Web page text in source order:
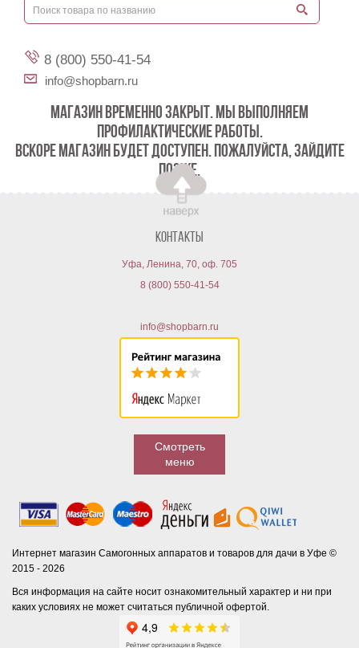
8 (800) 550-41-54
info@shopbarn.ru
МАГАЗИН ВРЕМЕННО ЗАКРЫТ. МЫ ВЫПОЛНЯЕМ
ПРОФИЛАКТИЧЕСКИЕ РАБОТЫ.
ВСКОРЕ МАГАЗИН БУДЕТ ДОСТУПЕН. ПОЖАЛУЙСТА, ЗАЙДИТЕ
ПОЗЖЕ.
Контакты
Уфа, Ленина, 70, оф. 705
8 (800) 550-41-54
info@shopbarn.ru
Смотреть
меню
Интернет магазин Самогонных аппаратов и товаров для дачи в Уфе ©
2015 - 2026
Вся информация на сайте носит ознакомительный характер и ни при
каких условиях не может считаться публичной офертой.